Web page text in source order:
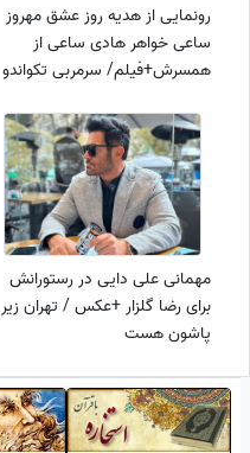
رونمایی از هدیه روز عشق مهروز
ساعی خواهر هادی ساعی از
همسرش+فیلم/ سرمربی تکواندو
مهمانی علی دایی در رستورانش
برای رضا گلزار +عکس / تهران زیر
پاشون هست